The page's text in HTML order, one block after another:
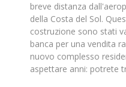
breve distanza
della Costa del Sol.
costruzione sono stati
banca per una vendita
nuovo complesso
aspettare anni: potrete